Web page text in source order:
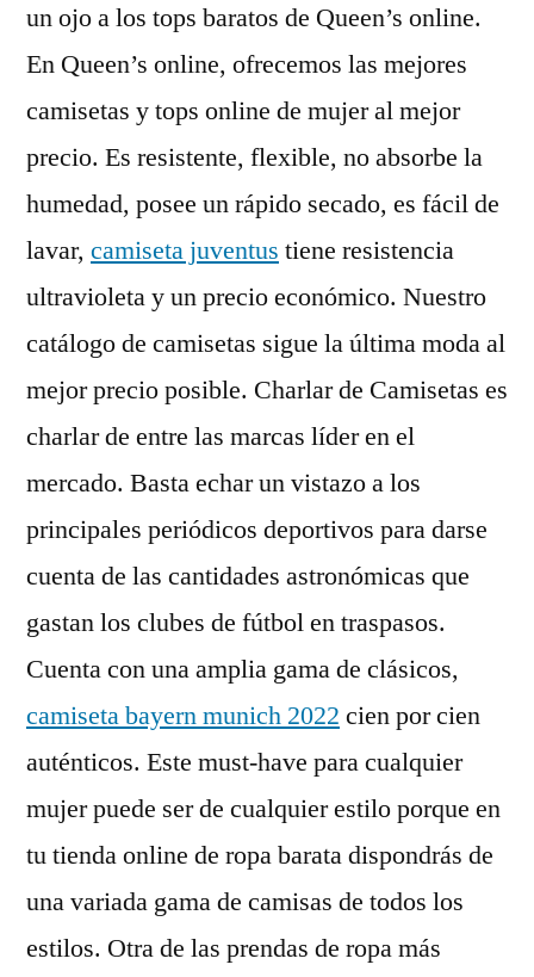
un ojo a los tops baratos de Queen’s online.
En Queen’s online, ofrecemos las mejores
camisetas y tops online de mujer al mejor
precio. Es resistente, flexible, no absorbe la
humedad, posee un rápido secado, es fácil de
lavar, camiseta juventus tiene resistencia
ultravioleta y un precio económico. Nuestro
catálogo de camisetas sigue la última moda al
mejor precio posible. Charlar de Camisetas es
charlar de entre las marcas líder en el
mercado. Basta echar un vistazo a los
principales periódicos deportivos para darse
cuenta de las cantidades astronómicas que
gastan los clubes de fútbol en traspasos.
Cuenta con una amplia gama de clásicos,
camiseta bayern munich 2022 cien por cien
auténticos. Este must-have para cualquier
mujer puede ser de cualquier estilo porque en
tu tienda online de ropa barata dispondrás de
una variada gama de camisas de todos los
estilos. Otra de las prendas de ropa más